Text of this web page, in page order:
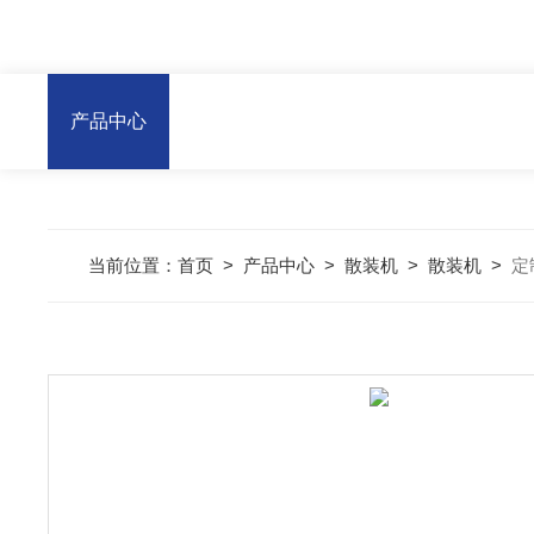
产品中心
当前位置：首页 > 产品中心 >散装机 >散装机 > 定